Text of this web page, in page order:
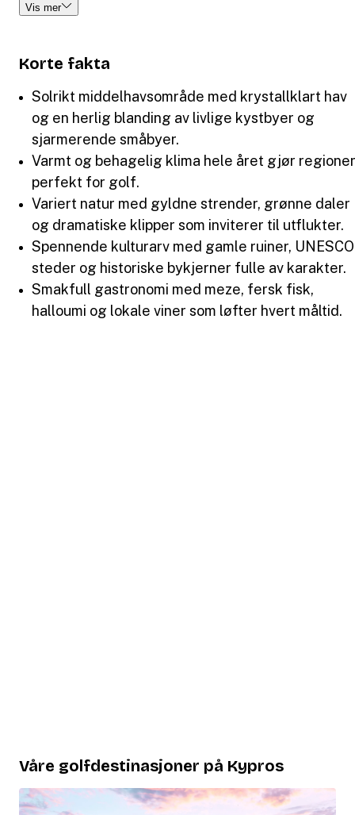
Vis mer
Korte fakta
Solrikt middelhavsområde med krystallklart hav
og en herlig blanding av livlige kystbyer og
sjarmerende småbyer.
Varmt og behagelig klima hele året gjør
perfekt for golf.
Variert natur med gyldne strender, grønne daler
og dramatiske klipper som inviterer til utflukter.
Spennende kulturarv med gamle ruiner,
steder og historiske bykjerner fulle av karakter.
Smakfull gastronomi med meze, fersk fisk,
halloumi og lokale viner som løfter hvert måltid.
Våre golfdestinasjoner på Kypros